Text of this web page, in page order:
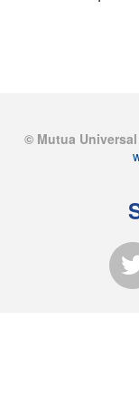
© Mutua Universal